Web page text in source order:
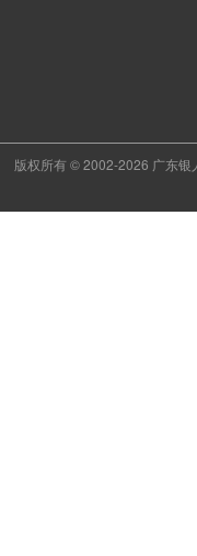
版权所有 © 2002-2026 广东银